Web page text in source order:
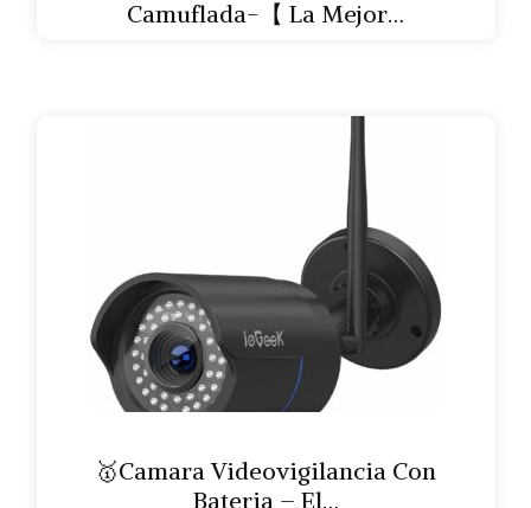
Camuflada-【 La Mejor…
🥇Camara Videovigilancia Con
Bateria – El…